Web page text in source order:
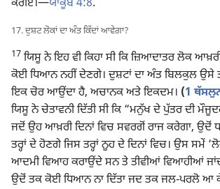
ਕਰੀਏ।​—ਯਾਕੂਬ 4:8.
17. ਦੁਸ਼ਟ ਲੋਕਾਂ ਦਾ ਅੰਤ ਕਿੱਦਾਂ ਆਵੇਗਾ?
17ਯਿਸੂ ਨੇ ਇਹ ਵੀ ਕਿਹਾ ਸੀ ਕਿ ਜ਼ਿਆਦਾਤਰ ਲੋਕ
ਕੋਈ ਧਿਆਨ ਨਹੀਂ ਦੇਣਗੇ। ਦੁਸ਼ਟਾਂ ਦਾ ਅੰਤ ਬਿਲਕੁਲ ਉਸੇ
ਇਕ ਚੋਰ ਆਉਂਦਾ ਹੈ, ਅਚਾਨਕ ਅਤੇ ਇਕਦਮ। (1
ਯਿਸੂ ਨੇ ਚੇਤਾਵਨੀ ਦਿੱਤੀ ਸੀ ਕਿ “ਮਨੁੱਖ ਦੇ ਪੁੱਤਰ ਦੀ
ਜਦੋਂ ਉਹ ਆਖ਼ਰੀ ਦਿਨਾਂ ਵਿਚ ਸਵਰਗੋਂ ਰਾਜ ਕਰੇਗਾ, ਉਦੋਂ
ਤਰ੍ਹਾਂ ਦੇ ਹੋਣਗੇ ਜਿਸ ਤਰ੍ਹਾਂ ਨੂਹ ਦੇ ਦਿਨਾਂ ਵਿਚ। ਉਸ ਸਮੇਂ
ਆਦਮੀ ਵਿਆਹ ਕਰਾਉਂਦੇ ਸਨ ਤੇ ਤੀਵੀਆਂ ਵਿਆਹੀਆਂ
ਉਦੋਂ ਤਕ ਕੋਈ ਧਿਆਨ ਨਾ ਦਿੱਤਾ ਜਦ ਤਕ ਜਲ-ਪਰਲੋ ਆ ਕੇ